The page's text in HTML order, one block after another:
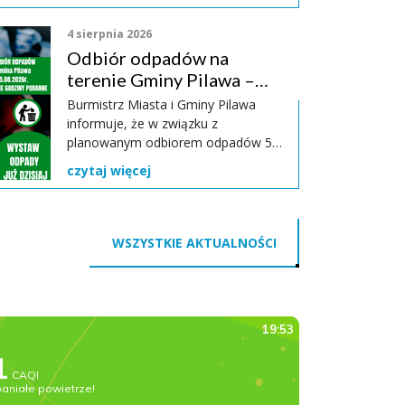
dotychczasowych wodomierzy na
nowoczesne urządzenia z systemem
zdalnego odczytu.
4 sierpnia 2026
Odbiór odpadów na
terenie Gminy Pilawa –
ważna informacja
Burmistrz Miasta i Gminy Pilawa
informuje, że w związku z
planowanym odbiorem odpadów 5
sierpnia 2026 r. (środa), mieszkańcy
są proszeni o wystawienie odpadów
czytaj więcej
WSZYSTKIE AKTUALNOŚCI